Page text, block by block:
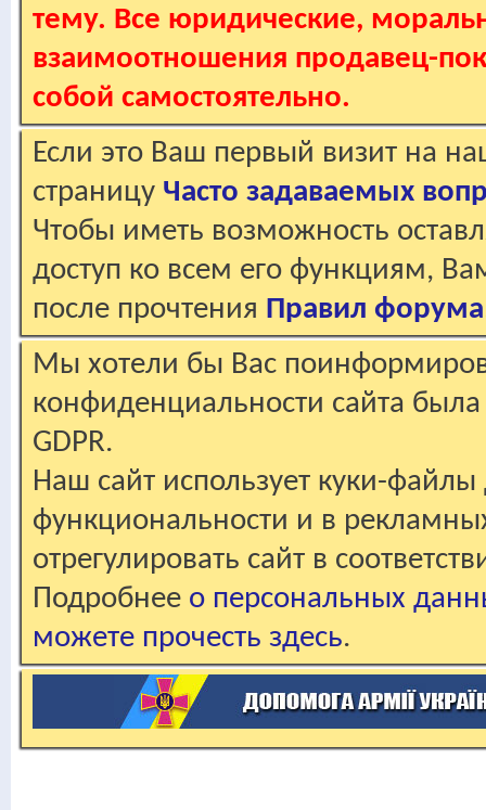
тему. Все юридические,
взаимоотношения продавец-
собой самостоятельно.
Если это Ваш первый визит на
страницу Часто задаваемых
Чтобы иметь возможность
доступ ко всем его функциям,
после прочтения Правил форума
Мы хотели бы Вас
конфиденциальности сайта
GDPR.
Наш сайт использует куки-файлы
функциональности и в
отрегулировать сайт в
Подробнее о персональных
можете прочесть здесь.